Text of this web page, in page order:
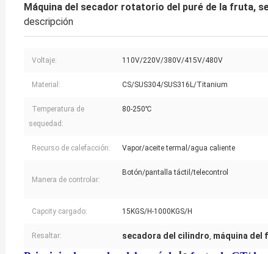
Máquina del secador rotatorio del puré de la fruta,
descripción
Voltaje: 110V/220V/380V/415V/480V
Material: CS/SUS304/SUS316L/Titanium
Temperatura de
sequedad:
80-250℃
Recurso de calefacción: Vapor/aceite termal/agua caliente
Manera de controlar:
Botón/pantalla táctil/telecontrol
Capcity cargado: 15KGS/H-1000KGS/H
Resaltar: secadora del cilindro, máquina del